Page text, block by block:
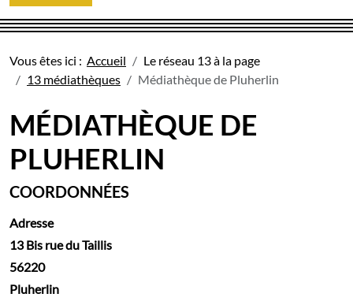
Vous êtes ici : Accueil
Le réseau 13 à la page
13 médiathèques
Médiathèque de Pluherlin
MÉDIATHÈQUE DE
PLUHERLIN
COORDONNÉES
Adresse
13 Bis rue du Taillis
56220
Pluherlin